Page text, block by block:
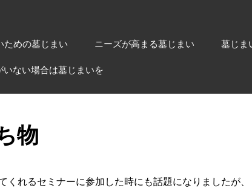
ための墓じまい ニーズが高まる墓じまい 墓じま
いない場合は墓じまいを
物
くれるセミナーに参加した時にも話題になりましたが、